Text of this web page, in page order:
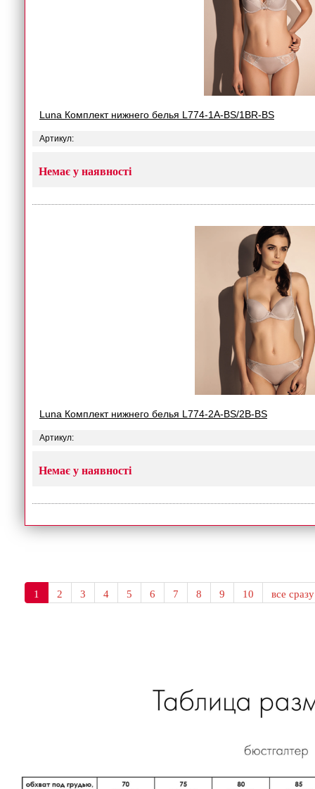
Luna Комплект нижнего белья L774-1A-BS/1BR-BS
Артикул:
Немає у наявності
Luna Комплект нижнего белья L774-2A-BS/2B-BS
Артикул:
Немає у наявності
1 2 3 4 5 6 7 8 9 10 все сразу